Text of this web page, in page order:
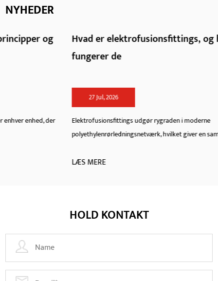
NYHEDER
Hvad er elektrofusionsfittings, og hvordan
Elektrofusionsfittings udgør rygraden i moderne
polyethylenrørledningsnetværk, hvilket giver en samlings...
HOLD KONTAKT